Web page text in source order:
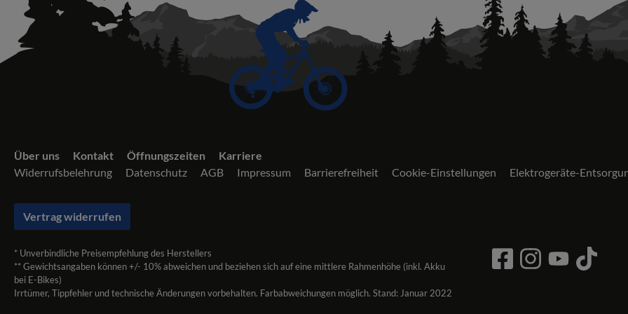
Über uns Kontakt Öffnungszeiten
Karriere
Widerrufsbelehrung
Datenschutz AGB Impressum Barrierefreiheit Cookie-Einstellungen Elektrogeräte-
Vertrag widerrufen
* Unverbindliche Preisempfehlung des Herstellers
** Gewichtsangaben können +/- 10% abweichen und beziehen sich auf eine mittlere Rahmenhöhe (inkl. Akku
bei E-Bikes)
Irrtümer, Tippfehler und technische Änderungen vorbehalten. Farbabweichungen möglich. Stand: Januar 2022